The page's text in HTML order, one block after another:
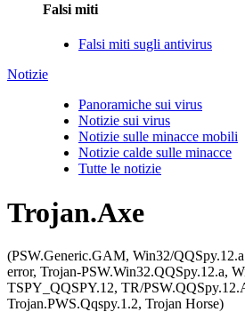
Falsi miti
Falsi miti sugli antivirus
Notizie
Panoramiche sui virus
Notizie sui virus
Notizie sulle minacce mobili
Notizie calde sulle minacce
Tutte le notizie
Trojan.Axe
(PSW.Generic.GAM, Win32/
error, Trojan-PSW.Win32.QQSpy.12.a,
TSPY_QQSPY.12, TR/
Trojan.PWS.Qqspy.1.2, Trojan Horse)